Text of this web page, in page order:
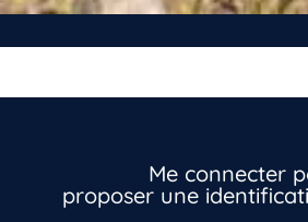
Me connecter
proposer une